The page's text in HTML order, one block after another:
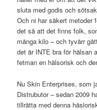
sluta med godis och
Och ni har säkert metoder
det så att det finns folk,
många kilo – och tyvärr
det är INTE bra för hälsan
fetman en hälsorisk och
Nu Skin Enterprises, som
Distrubutor – sedan 2009
tillrätta med denna